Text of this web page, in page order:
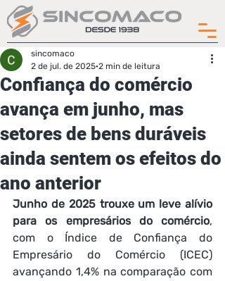
Confiança do comércio
avança em junho, mas
setores de bens duráveis
ainda sentem os efeitos do
ano anterior
sincomaco
2 de jul. de 2025 2 min de leitura
Junho de 2025 trouxe um leve alívio
para os empresários do comércio,
com o Índice de Confiança do
Empresário do Comércio (ICEC)
avançando 1,4% na comparação com